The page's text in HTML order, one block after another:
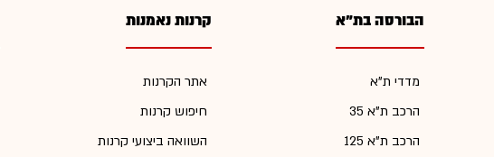
הבורסה בת"א
מדדי ת"א
הרכב ת"א 35
הרכב ת"א 125
קרנות נאמנות
אתר הקרנות
חיפוש קרנות
השוואה ביצועי קרנות